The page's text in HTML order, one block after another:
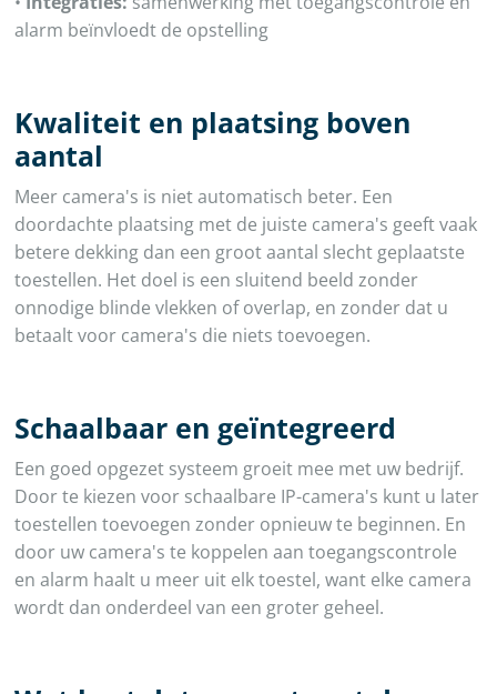
alarm beïnvloedt de opstelling
Kwaliteit en plaatsing boven
aantal
Meer camera's is niet automatisch beter. Een
doordachte plaatsing met de juiste camera's geeft vaak
betere dekking dan een groot aantal slecht geplaatste
toestellen. Het doel is een sluitend beeld zonder
onnodige blinde vlekken of overlap, en zonder dat u
betaalt voor camera's die niets toevoegen.
Schaalbaar en geïntegreerd
Een goed opgezet systeem groeit mee met uw bedrijf.
Door te kiezen voor schaalbare IP-camera's kunt u later
toestellen toevoegen zonder opnieuw te beginnen. En
door uw camera's te koppelen aan toegangscontrole
en alarm haalt u meer uit elk toestel, want elke camera
wordt dan onderdeel van een groter geheel.